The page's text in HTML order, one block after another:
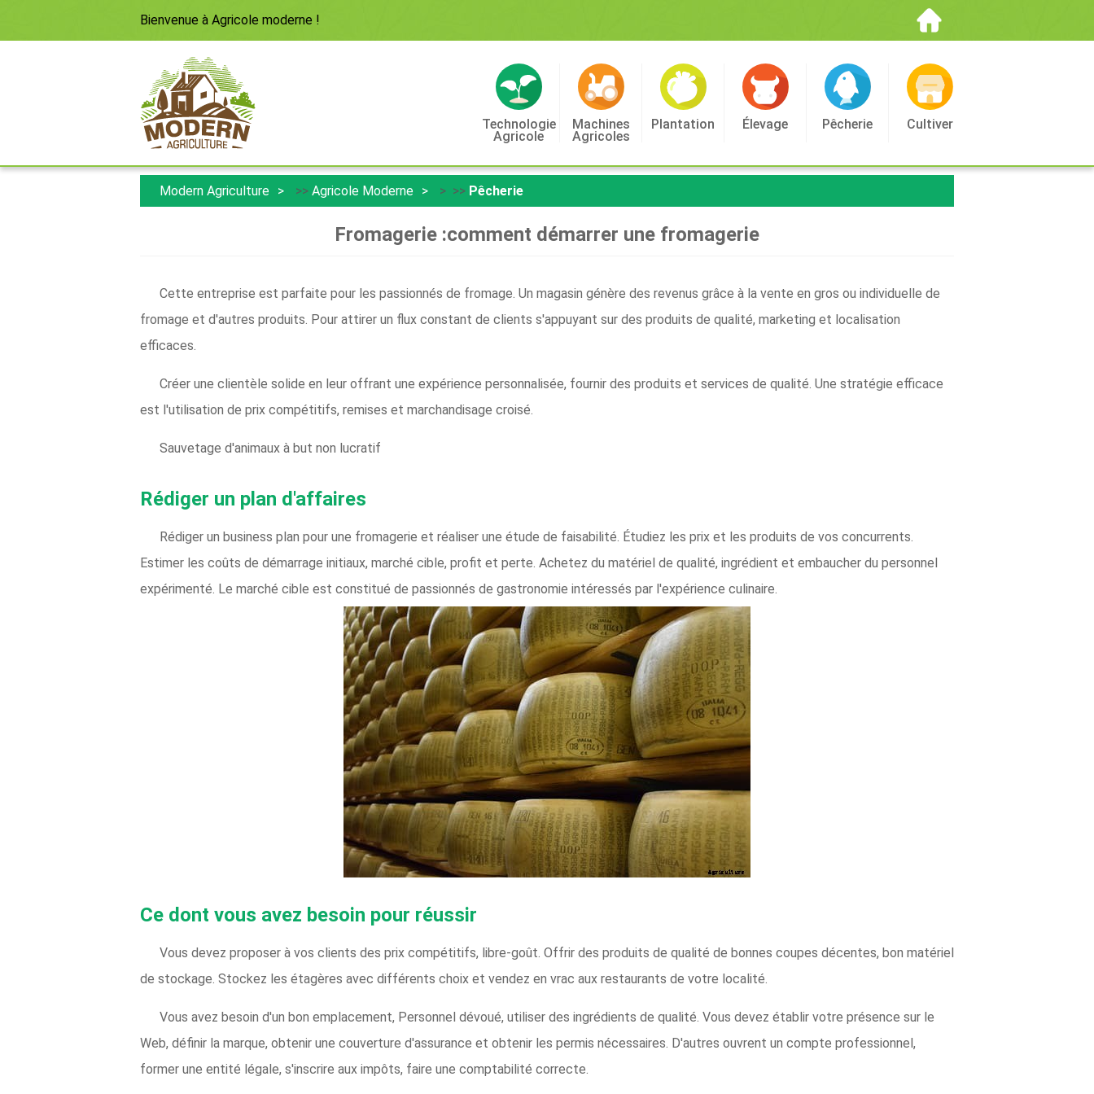
Bienvenue à Agricole moderne !
Technologie
Agricole
Machines
Agricoles
Plantation Élevage Pêcherie Cultiver
Modern Agriculture >> Agricole Moderne > >> Pêcherie
Fromagerie :comment démarrer une fromagerie
Cette entreprise est parfaite pour les passionnés de fromage. Un magasin génère des revenus grâce à la vente en gros ou individuelle de
fromage et d'autres produits. Pour attirer un flux constant de clients s'appuyant sur des produits de qualité, marketing et localisation
efficaces.
Créer une clientèle solide en leur offrant une expérience personnalisée, fournir des produits et services de qualité. Une stratégie efficace
est l'utilisation de prix compétitifs, remises et marchandisage croisé.
Sauvetage d'animaux à but non lucratif
Rédiger un plan d'affaires
Rédiger un business plan pour une fromagerie et réaliser une étude de faisabilité. Étudiez les prix et les produits de vos concurrents.
Estimer les coûts de démarrage initiaux, marché cible, profit et perte. Achetez du matériel de qualité, ingrédient et embaucher du personnel
expérimenté. Le marché cible est constitué de passionnés de gastronomie intéressés par l'expérience culinaire.
Ce dont vous avez besoin pour réussir
Vous devez proposer à vos clients des prix compétitifs, libre-goût. Offrir des produits de qualité de bonnes coupes décentes, bon matériel
de stockage. Stockez les étagères avec différents choix et vendez en vrac aux restaurants de votre localité.
Vous avez besoin d'un bon emplacement, Personnel dévoué, utiliser des ingrédients de qualité. Vous devez établir votre présence sur le
Web, définir la marque, obtenir une couverture d'assurance et obtenir les permis nécessaires. D'autres ouvrent un compte professionnel,
former une entité légale, s'inscrire aux impôts, faire une comptabilité correcte.